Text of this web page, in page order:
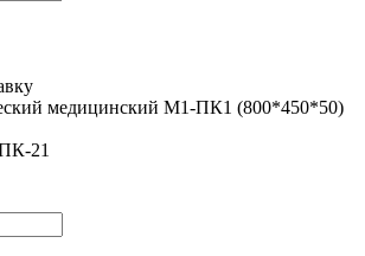
медицинский М1-ПК1 (800*450*50)
21